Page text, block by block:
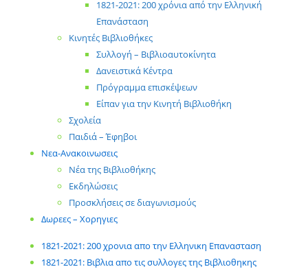
1821-2021: 200 χρόνια από την Ελληνική
Επανάσταση
Κινητές Βιβλιοθήκες
Συλλογή – Βιβλιοαυτοκίνητα
Δανειστικά Κέντρα
Πρόγραμμα επισκέψεων
Είπαν για την Κινητή Βιβλιοθήκη
Σχολεία
Παιδιά – Έφηβοι
Νεα-Ανακοινωσεις
Νέα της Βιβλιοθήκης
Εκδηλώσεις
Προσκλήσεις σε διαγωνισμούς
Δωρεες – Χορηγιες
1821-2021: 200 χρονια απο την Ελληνικη Επανασταση
1821-2021: Βιβλια απο τις συλλογες της Βιβλιοθηκης